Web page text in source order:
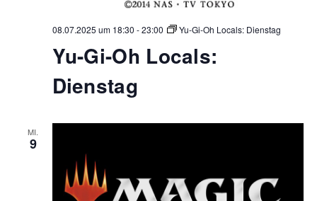
08.07.2025 um 18:30 -23:00 Yu-Gi-Oh Locals: Dienstag
Yu-Gi-Oh Locals:
Dienstag
MI.
9